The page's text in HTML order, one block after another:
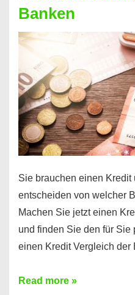
Hier
einen
10000
Euro
Kredit
finden
Banken
Sie brauchen einen
entscheiden von welcher
Machen Sie jetzt einen
und finden Sie den für Sie
einen Kredit Vergleich
Sie
Read more »